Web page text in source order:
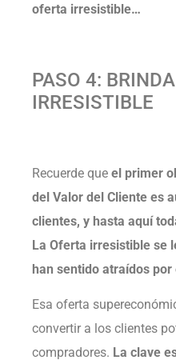
oferta irresistible…
PASO 4:
IRRESISTIBLE
Recuerde que el primer
del Valor del Cliente es
clientes, y hasta aquí
La Oferta irresistible se
han sentido atraídos
Esa oferta
convertir a los clientes
compradores. La clave